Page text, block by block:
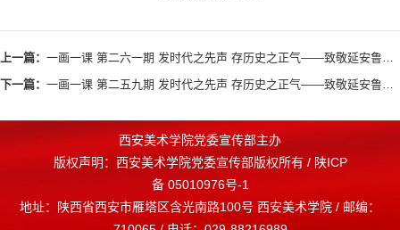
上一篇： 一画一课 第二六一期 发时代之先声 存历史之正气——致敬延安鲁艺美术家
下一篇： 一画一课 第二五九期 发时代之先声 存历史之正气——致敬延安鲁艺美术家
西安美术学院党委宣传部主办
版权声明：西安美术学院党委宣传部版权所有 / 陕ICP
备 05010976号-1
地址：陕西省西安市雁塔区含光南路100号 西安美术学院 / 邮编：